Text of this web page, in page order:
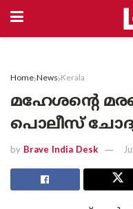
Home News Kerala
മഹേശന്റെ
പൊലീസ്
by Brave India Desk